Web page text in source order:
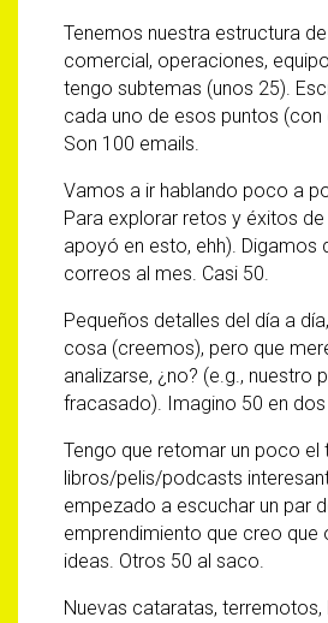
Tenemos nuestra estructura
comercial, operaciones,
tengo subtemas (unos 25).
cada uno de esos puntos (con
Son 100 emails.
Vamos a ir hablando poco a
Para explorar retos y éxitos
apoyó en esto, ehh). Digamos
correos al mes. Casi 50.
Pequeños detalles del día a
cosa (creemos), pero que
analizarse, ¿no? (e.g., nuestro
fracasado). Imagino 50 en
Tengo que retomar un poco el
libros/pelis/podcasts
empezado a escuchar un par
emprendimiento que creo que
ideas. Otros 50 al saco.
Nuevas cataratas,